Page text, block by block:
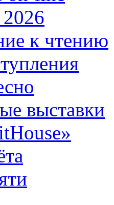
к чтению
выставки